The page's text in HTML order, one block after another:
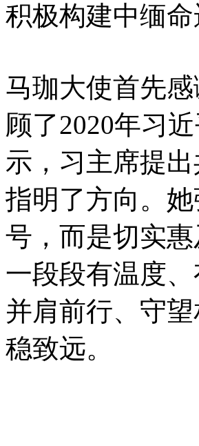
积极构建中缅
马珈大使首先
顾了2020年习
示，习主席提
指明了方向。
号，而是切实
一段段有温度
并肩前行、守
稳致远。